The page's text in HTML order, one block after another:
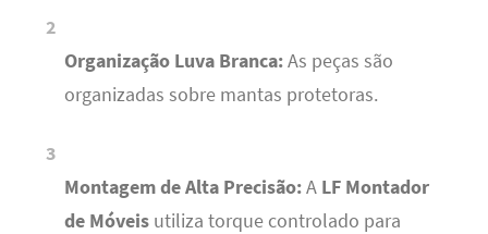
Organização Luva Branca:As peças são
organizadas sobre mantas protetoras.
Montagem de Alta Precisão:A LF Montador
de Móveisutiliza torque controlado para